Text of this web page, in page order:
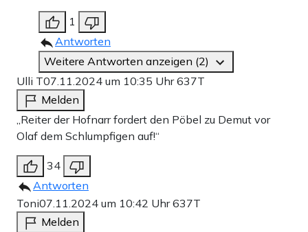
1
Antworten
Weitere Antworten anzeigen (2)
Ulli T07.11.2024 um 10:35 Uhr637T
Melden
„Reiter der Hofnarr fordert den Pöbel zu Demut vor
Olaf dem Schlumpfigen auf!“
34
Antworten
Toni07.11.2024 um 10:42 Uhr637T
Melden